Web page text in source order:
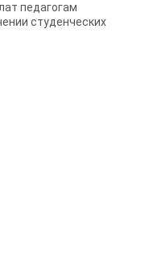
педагогам
студенческих